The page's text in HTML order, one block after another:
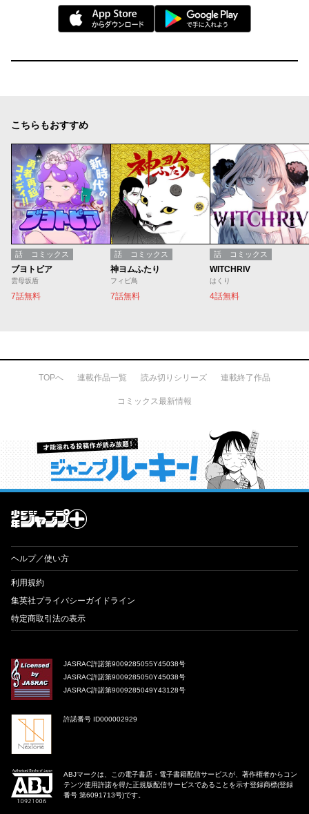
こちらもおすすめ
話 コミックス
ブヨトピア
雲母坂盾
7話無料
話 コミックス
神ヨムふたり
フィビ鳥
7話無料
話 コミックス
WITCHRIV
はくり
4話無料
TOPへ 連載作品一覧 読み切りシリーズ 連載終了作品
コミックス最新情報
才能溢れる投稿作が読み放題！ ジャンプルーキー！
ヘルプ／使い方
利用規約
集英社プライバシーガイドライン
特定商取引法の表示
JASRAC許諾第9009285055Y45038号
JASRAC許諾第9009285050Y45038号
JASRAC許諾第9009285049Y43128号
許諾番号 ID000002929
ABJマークは、この電子書店・電子書籍配信サービスが、著作権者からコン
テンツ使用許諾を得た正規版配信サービスであることを示す登録商標(登録
番号 第6091713号)です。